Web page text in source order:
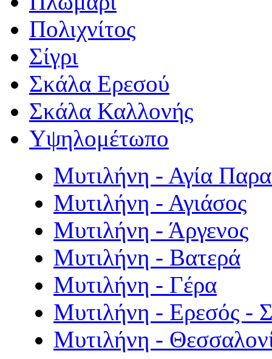
Πολιχνίτος
Σίγρι
Σκάλα Ερεσού
Σκάλα Καλλονής
Υψηλομέτωπο
Μυτιλήνη - Αγία
Μυτιλήνη - Αγιάσος
Μυτιλήνη - Άργενος
Μυτιλήνη - Βατερά
Μυτιλήνη - Γέρα
Μυτιλήνη - Ερεσός -
Μυτιλήνη -